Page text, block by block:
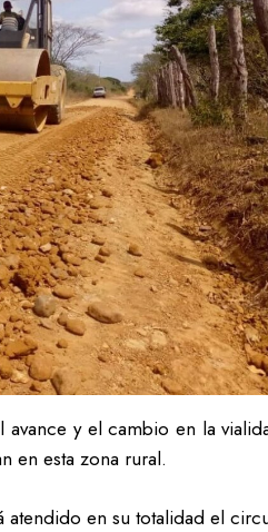
y el cambio en la
en esta zona rural.
en su totalidad el